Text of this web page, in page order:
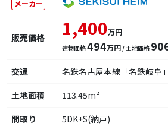
メーカー
販売価格 1,400万円
建物価格494万円/ 土地価格
交通
名鉄名古屋本線「名鉄岐阜
土地面積
113.45m²
間取り
5DK+S(納戸)